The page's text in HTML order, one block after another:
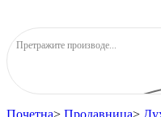
Почетна> Продавница>